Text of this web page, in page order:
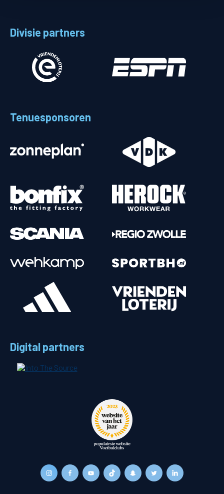
Divisie partners
Tenuesponsoren
Digital partners